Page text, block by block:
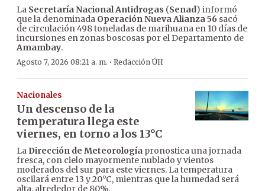
La Secretaría Nacional Antidrogas (Senad) informó
que la denominada Operación Nueva Alianza 56 sacó
de circulación 498 toneladas de marihuana en 10 días de
incursiones en zonas boscosas por el Departamento de
Amambay.
Agosto 7, 2026 08:21 a. m. · Redacción ÚH
Nacionales
Un descenso de la
temperatura llega este
viernes, en torno a los 13°C
La Dirección de Meteorología pronostica una jornada
fresca, con cielo mayormente nublado y vientos
moderados del sur para este viernes. La temperatura
oscilará entre 13 y 20°C, mientras que la humedad será
alta, alrededor de 80%.